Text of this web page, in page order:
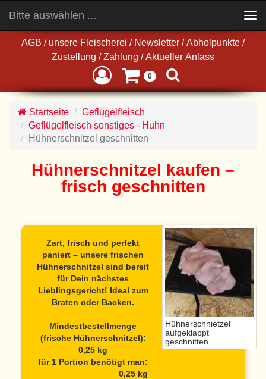
AGB / unsere Fleischerei / Newsletter / Abholpunkte /
Zustellung / Zahlung / Aktueller Anlass
0
Bitte auswählen ...
navigation
Startseite
Geflügelfleisch
Geflügelfleisch sonstiges - Huhn
Hühnerschnitzel geschnitten
Hühnerschnitzel kaufen –
frisch geschnitten
Hühnerschnietzel
aufgeklappt
geschnitten
Zart, frisch und perfekt
paniert – unserefrischen
Hühnerschnitzel sind bereit
für Dein nächstes
Lieblingsgericht! Ideal zum
Braten oder Backen.
Mindestbestellmenge
(frische Hühnerschnitzel):
0,25 kg
für 1 Portion benötigt man:
0,25 kg